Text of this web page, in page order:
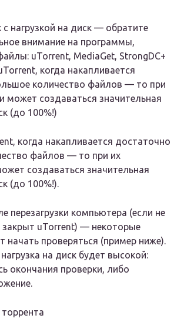
нагрузкой на диск — обратите
внимание на программы,
uTorrent, MediaGet, StrongDC+
когда накапливается
количество файлов — то при
может создаваться значительная
(до 100%!)
когда накапливается достаточно
файлов — то при их
создаваться значительная
(до 100%!).
перезагрузки компьютера (если не
закрыт uTorrent) — некоторые
начать проверяться (пример ниже).
на диск будет высокой:
окончания проверки, либо